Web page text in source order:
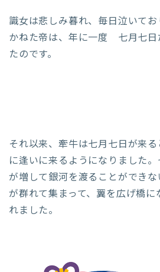
識女は悲しみ暮れ、毎日泣いて
かねた帝は、年に一度 七月七日
たのです。
それ以来、牽牛は七月七日が来
に逢いに来るようになりました
が増して銀河を渡ることができ
が群れて集まって、翼を広げ橋に
れました。